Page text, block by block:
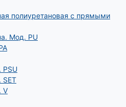
полиуретановая с прямыми
Мод. РU
PSU
SET
V